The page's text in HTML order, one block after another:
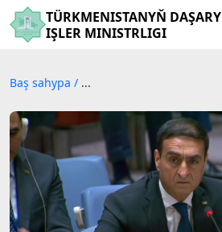
TÜRKMENISTANYŇ DAŞARY
IŞLER MINISTRLIGI
Baş sahypa / ...